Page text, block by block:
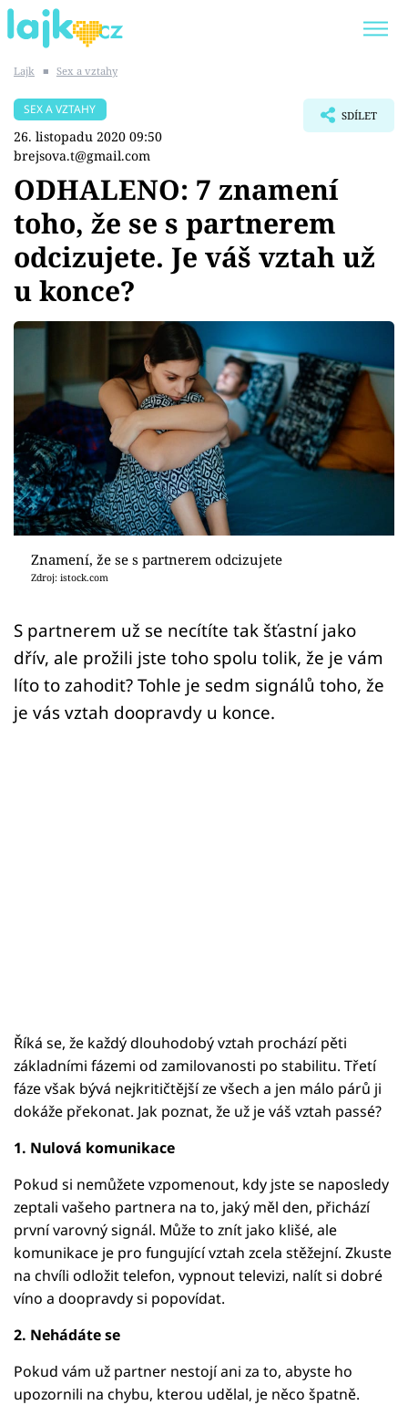
SHOPAHOLICADEL
Témata
Showbyznys
Youtubeři
Sex a vztahy
Videa
Sledujte prima+
Přihlášení
Sledujte nás
Lajk ■ Sex a vztahy
SEX A VZTAHY
26. listopadu 2020 09:50
brejsova.t@gmail.com
SDÍLET
ODHALENO: 7 znamení
toho, že se s partnerem
odcizujete. Je váš vztah už
u konce?
Znamení, že se s partnerem odcizujete
Zdroj: istock.com
S partnerem už se necítíte tak šťastní jako
dřív, ale prožili jste toho spolu tolik, že je vám
líto to zahodit? Tohle je sedm signálů toho, že
je vás vztah doopravdy u konce.
Říká se, že každý dlouhodobý vztah prochází pěti
základními fázemi od zamilovanosti po stabilitu. Třetí
fáze však bývá nejkritičtější ze všech a jen málo párů ji
dokáže překonat. Jak poznat, že už je váš vztah passé?
1. Nulová komunikace
Pokud si nemůžete vzpomenout, kdy jste se naposledy
zeptali vašeho partnera na to, jaký měl den, přichází
první varovný signál. Může to znít jako klišé, ale
komunikace je pro fungující vztah zcela stěžejní. Zkuste
na chvíli odložit telefon, vypnout televizi, nalít si dobré
víno a doopravdy si popovídat.
2. Nehádáte se
Pokud vám už partner nestojí ani za to, abyste ho
upozornili na chybu, kterou udělal, je něco špatně.